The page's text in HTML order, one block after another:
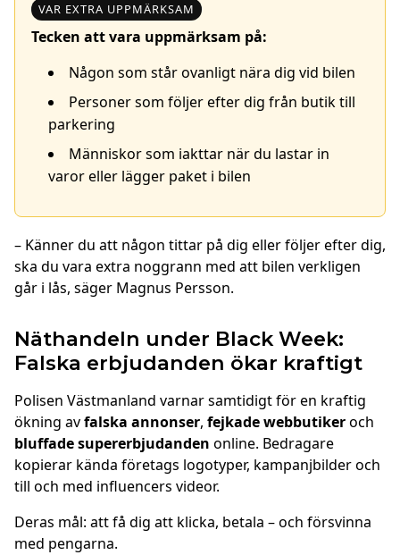
VAR EXTRA UPPMÄRKSAM
Tecken att vara uppmärksam på:
Någon som står ovanligt nära dig vid bilen
Personer som följer efter dig från butik till
parkering
Människor som iakttar när du lastar in
varor eller lägger paket i bilen
– Känner du att någon tittar på dig eller följer efter dig,
ska du vara extra noggrann med att bilen verkligen
går i lås, säger Magnus Persson.
Näthandeln under Black Week:
Falska erbjudanden ökar kraftigt
Polisen Västmanland varnar samtidigt för en kraftig
ökning avfalska annonser, fejkade webbutikeroch
bluffade supererbjudanden online. Bedragare
kopierar kända företags logotyper, kampanjbilder och
till och med influencers videor.
Deras mål: att få dig att klicka, betala – och försvinna
med pengarna.